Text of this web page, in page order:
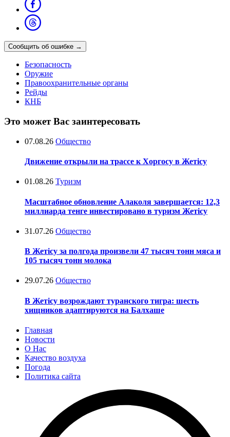
Сообщить об ошибке →
Безопасность
Оружие
Правоохранительные органы
Рейды
КНБ
Это может Вас заинтересовать
07.08.26 Общество
Движение открыли на трассе к Хоргосу в Жетісу
01.08.26 Туризм
Масштабное обновление Алаколя завершается: 12,3
миллиарда тенге инвестировано в туризм Жетісу
31.07.26 Общество
В Жетісу за полгода произвели 47 тысяч тонн мяса и
105 тысяч тонн молока
29.07.26 Общество
В Жетісу возрождают туранского тигра: шесть
хищников адаптируются на Балхаше
Главная
Новости
О Нас
Качество воздуха
Погода
Политика сайта